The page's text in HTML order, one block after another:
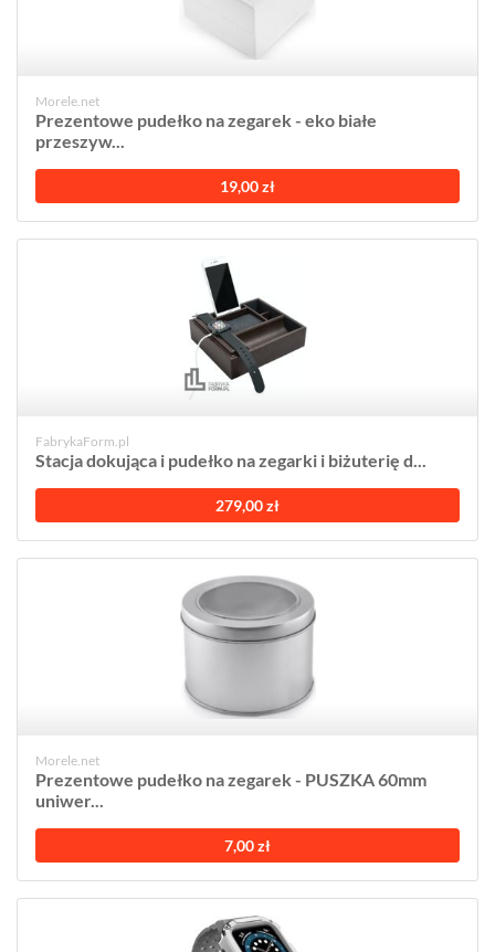
Morele.net
Prezentowe pudełko na zegarek - eko białe
przeszyw...
19,00 zł
FabrykaForm.pl
Stacja dokująca i pudełko na zegarki i biżuterię d...
279,00 zł
Morele.net
Prezentowe pudełko na zegarek - PUSZKA 60mm
uniwer...
7,00 zł